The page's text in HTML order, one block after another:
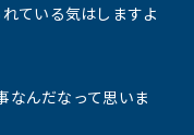
ている気はしますよ
なんだなって思いま